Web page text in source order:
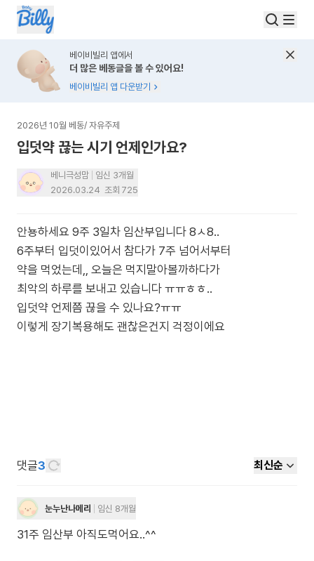
베이비빌리 앱에서
더 많은 베동글을 볼 수 있어요!
베이비빌리 앱 다운받기
2026년 10월 베동/ 자유주제
입덧약 끊는 시기 언제인가요?
베니극성맘
임신 3개월
2026.03.24 조회 725
안뇽하세요 9주 3일차 임산부입니다 8ㅅ8..
6주부터 입덧이있어서 참다가 7주 넘어서부터
약을 먹었는데,, 오늘은 먹지말아볼까하다가
최악의 하루를 보내고 있습니다 ㅠㅠㅎㅎ..
입덧약 언제쯤 끊을 수 있나요?ㅠㅠ
이렇게 장기복용해도 괜찮은건지 걱정이에요
댓글3 최신순
눈누난나메리 임신 8개월
31주 임산부 아직도먹어요..^^